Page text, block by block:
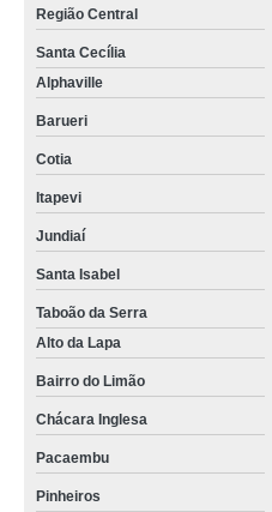
Região Central
Santa Cecília
Alphaville
Barueri
Cotia
Itapevi
Jundiaí
Santa Isabel
Taboão da Serra
Alto da Lapa
Bairro do Limão
Chácara Inglesa
Pacaembu
Pinheiros